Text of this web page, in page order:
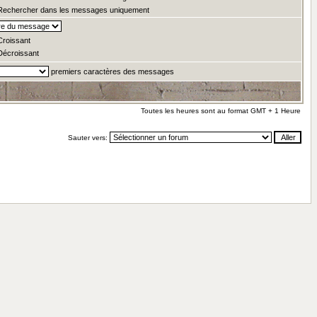
dans les messages uniquement
premiers caractères des messages
Toutes les heures sont au format GMT + 1 Heure
Sauter vers: